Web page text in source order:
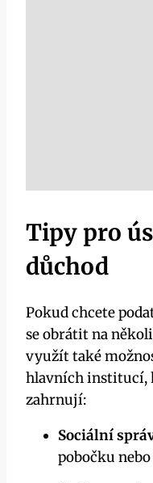
Tipy pro
důchod
Pokud chcete
se obrátit na
využít také
hlavních institucí,
zahrnují:
Sociální
pobočku